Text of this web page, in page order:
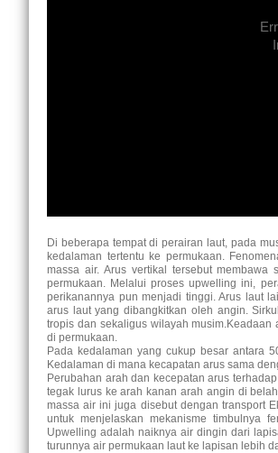
Di beberapa tempat di perairan laut, pada
kedalaman tertentu ke permukaan.
massa air. Arus vertikal tersebut
permukaan. Melalui proses upwelling ini,
perikanannya pun menjadi tinggi. Arus laut
arus laut yang dibangkitkan oleh angin.
tropis dan sekaligus wilayah
di permukaan.
Pada kedalaman yang cukup besar antara
Kedalaman di mana kecapatan arus sama
Perubahan arah dan kecepatan arus
tegak lurus ke arah kanan arah angin di
massa air ini juga disebut dengan transport
untuk menjelaskan mekanisme timbulnya
Upwelling adalah naiknya air dingin dari
turunnya air permukaan laut ke lapisan lebih